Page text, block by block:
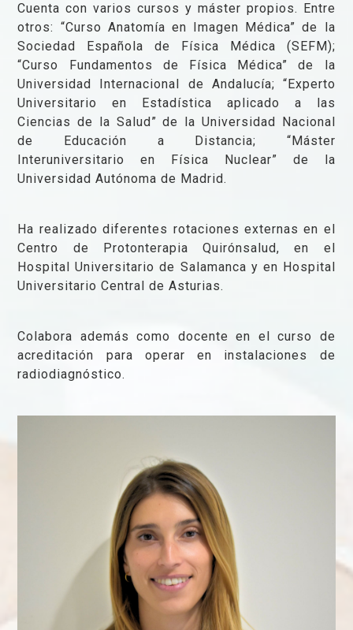
Cuenta con varios cursos y máster propios. Entre
otros: “Curso Anatomía en Imagen Médica” de la
Sociedad Española de Física Médica (SEFM);
“Curso Fundamentos de Física Médica” de la
Universidad Internacional de Andalucía; “Experto
Universitario en Estadística aplicado a las
Ciencias de la Salud” de la Universidad Nacional
de Educación a Distancia; “Máster
Interuniversitario en Física Nuclear” de la
Universidad Autónoma de Madrid.
Ha realizado diferentes rotaciones externas en el
Centro de Protonterapia Quirónsalud, en el
Hospital Universitario de Salamanca y en Hospital
Universitario Central de Asturias.
Colabora además como docente en el curso de
acreditación para operar en instalaciones de
radiodiagnóstico.